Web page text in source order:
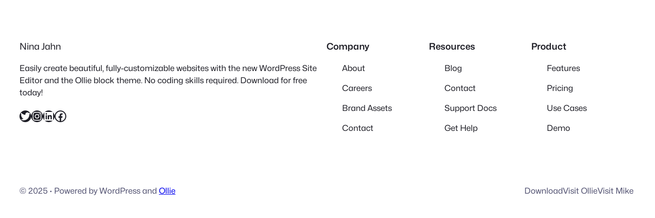
Nina Jahn
Easily create beautiful, fully-customizable websites with the new WordPress Site
Editor and the Ollie block theme. No coding skills required. Download for free
today!
Twitter InstagramLinkedIn Facebook
Company
About
Careers
Brand Assets
Contact
Resources
Blog
Contact
Support Docs
Get Help
Product
Features
Pricing
Use Cases
Demo
© 2025 · Powered by WordPress and Ollie DownloadVisit OllieVisit Mike